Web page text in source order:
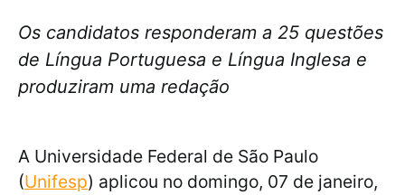
Os candidatos responderam a 25 questões
de Língua Portuguesa e Língua Inglesa e
produziram uma redação
A Universidade Federal de São Paulo
(Unifesp) aplicou no domingo, 07 de janeiro,